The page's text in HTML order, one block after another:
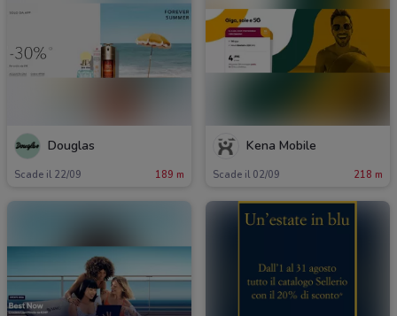
Douglas
Scade il 22/09 189 m
Kena Mobile
Scade il 02/09 218 m